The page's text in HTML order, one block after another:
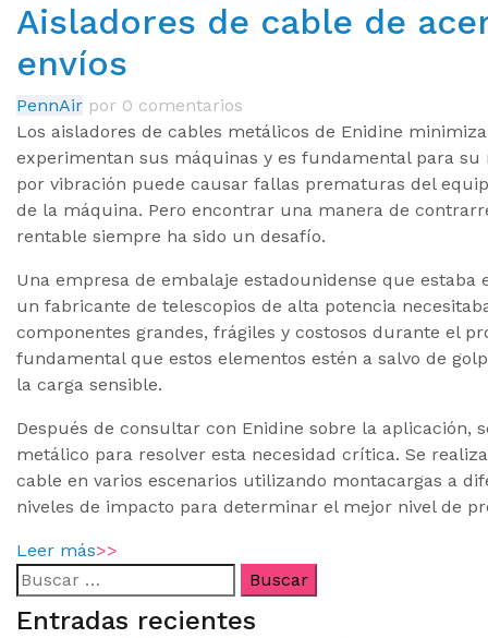
Aisladores de cable de
envíos
PennAir por 0 comentarios
Los aisladores de cables metálicos de Enidine
experimentan sus máquinas y es fundamental para
por vibración puede causar fallas prematuras del
de la máquina. Pero encontrar una manera de
rentable siempre ha sido un desafío.
Una empresa de embalaje estadounidense que
un fabricante de telescopios de alta potencia
componentes grandes, frágiles y costosos durante el
fundamental que estos elementos estén a salvo de
la carga sensible.
Después de consultar con Enidine sobre la aplicación,
metálico para resolver esta necesidad crítica. Se
cable en varios escenarios utilizando montacargas a
niveles de impacto para determinar el mejor nivel de
Leer más>>
Entradas recientes